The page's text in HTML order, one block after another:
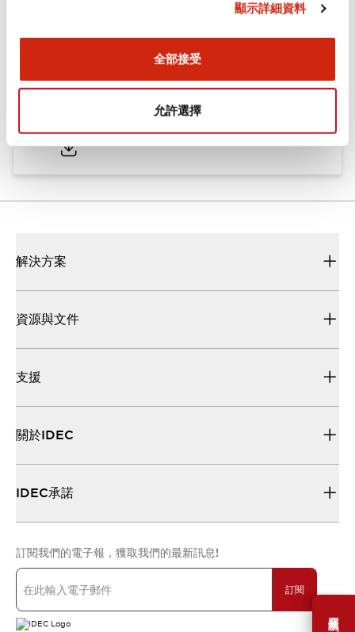
顯示詳細資料
全部接受
允許選擇
需要幫助嗎？
型錄和宣傳手冊 CAD檔 認證與標準
ø25/30 系列 CS型 凸輪開關
解決方案
資源與文件
支援
關於IDEC
IDEC承諾
訂閱我們的電子報，獲取我們的最新訊息!
訂閱